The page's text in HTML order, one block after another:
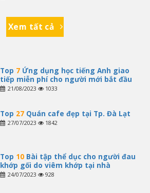
Xem tất cả
Top 7 Ứng dụng học tiếng Anh giao
tiếp miễn phí cho người mới bắt đầu
21/08/2023 1033
Top 27 Quán cafe đẹp tại Tp. Đà Lạt
27/07/2023 1842
Top 10 Bài tập thể dục cho người đau
khớp gối do viêm khớp tại nhà
24/07/2023 928